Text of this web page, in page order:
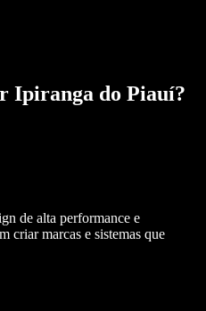
Ipiranga do Piauí?
de alta performance e
criar marcas e sistemas que